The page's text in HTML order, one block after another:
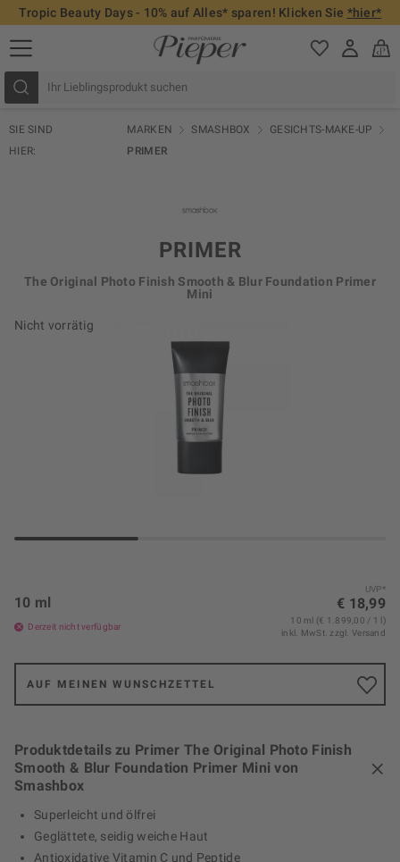
Tropic Beauty Days - 10% auf Alles* sparen! Klicken Sie *hier*
SIE SIND
HIER:
MARKEN SMASHBOX
GESICHTS-MAKE-UP
PRIMER
Nicht vorrätig
PRIMER
The Original Photo Finish Smooth & Blur Foundation Primer
Mini
UVP*
€ 18,99
10 ml
Derzeit nicht verfügbar
10 ml (€ 1.899,00 / 1 l)
inkl. MwSt.zzgl. Versand
AUF MEINEN WUNSCHZETTEL
Produktdetails zu Primer The Original Photo Finish
Smooth & Blur Foundation Primer Mini von
Smashbox
Superleicht und ölfrei
Geglättete, seidig weiche Haut
Antioxidative Vitamin C und Peptide